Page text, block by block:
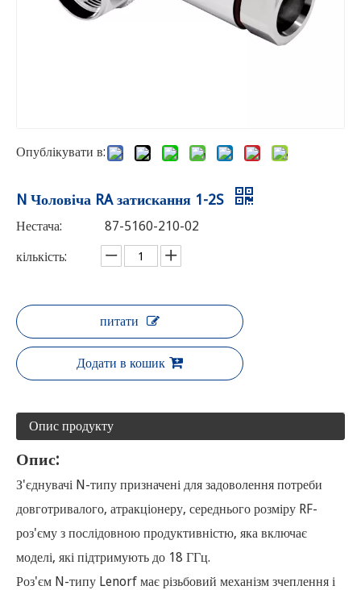
Опублікувати в:
N Чоловіча RA затискання 1-2S
Нестача:
87-5160-210-02
кількість:
питати
Додати в кошик
Опис продукту
Опис:
З'єднувачі N-типу призначені для задоволення потреби
довготривалого, атракціонеру, середнього розміру RF-
роз'єму з послідовною продуктивністю, яка включає
моделі, які підтримують до 18 ГГц.
Роз'єм N-типу Lenorf має різьбовий механізм зчеплення і